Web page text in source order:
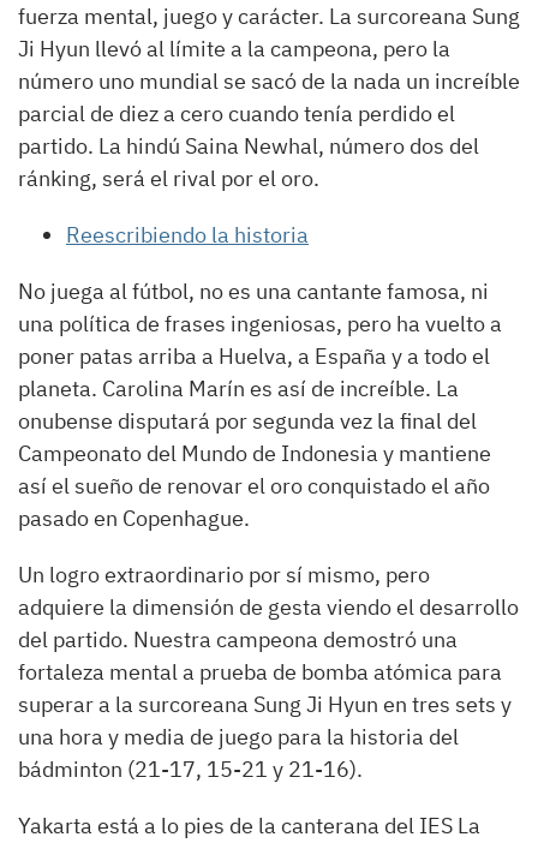
fuerza mental, juego y carácter. La surcoreana Sung
Ji Hyun llevó al límite a la campeona, pero la
número uno mundial se sacó de la nada un increíble
parcial de diez a cero cuando tenía perdido el
partido. La hindú Saina Newhal, número dos del
ránking, será el rival por el oro.
Reescribiendo la historia
No juega al fútbol, no es una cantante famosa, ni
una política de frases ingeniosas, pero ha vuelto a
poner patas arriba a Huelva, a España y a todo el
planeta. Carolina Marín es así de increíble. La
onubense disputará por segunda vez la final del
Campeonato del Mundo de Indonesia y mantiene
así el sueño de renovar el oro conquistado el año
pasado en Copenhague.
Un logro extraordinario por sí mismo, pero
adquiere la dimensión de gesta viendo el desarrollo
del partido. Nuestra campeona demostró una
fortaleza mental a prueba de bomba atómica para
superar a la surcoreana Sung Ji Hyun en tres sets y
una hora y media de juego para la historia del
bádminton (21-17, 15-21 y 21-16).
Yakarta está a lo pies de la canterana del IES La